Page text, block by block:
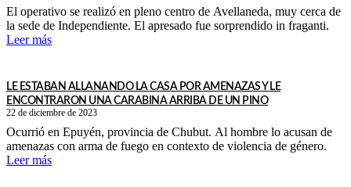
El operativo se realizó en pleno centro de Avellaneda, muy cerca de
la sede de Independiente. El apresado fue sorprendido in fraganti.
Leer más
LE ESTABAN ALLANANDO LA CASA POR AMENAZAS Y LE
ENCONTRARON UNA CARABINA ARRIBA DE UN PINO
22 de diciembre de 2023
Ocurrió en Epuyén, provincia de Chubut. Al hombre lo acusan de
amenazas con arma de fuego en contexto de violencia de género.
Leer más